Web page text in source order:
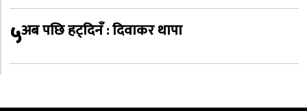
५अब पछि हट्दिनँ : दिवाकर थापा